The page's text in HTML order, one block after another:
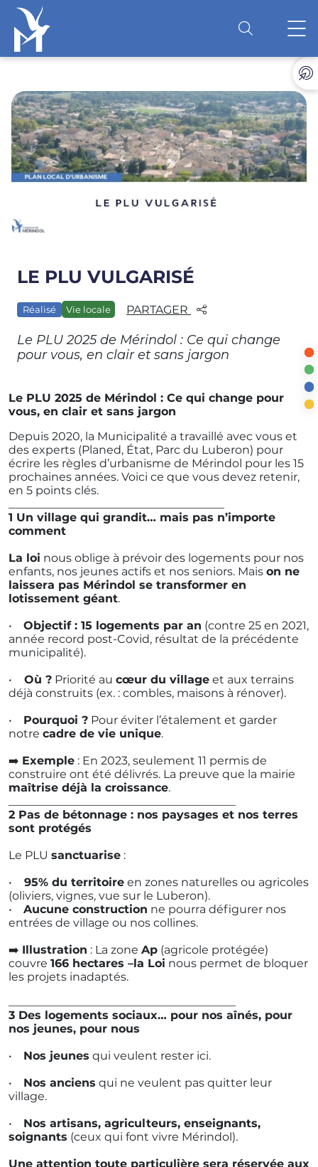
LE PLU VULGARISÉ
Réalisé Vie locale PARTAGER
Le PLU 2025 de Mérindol : Ce qui change
pour vous, en clair et sans jargon
Le PLU 2025 de Mérindol : Ce qui change pour
vous, en clair et sans jargon
Depuis 2020, la Municipalité a travaillé avec vous et
des experts (Planed, État, Parc du Luberon) pour
écrire les règles d’urbanisme de Mérindol pour les 15
prochaines années. Voici ce que vous devez retenir,
en 5 points clés.
1️ Un village qui grandit… mais pas n’importe
comment
La loi nous oblige à prévoir des logements pour nos
enfants, nos jeunes actifs et nos seniors. Mais on ne
laissera pas Mérindol se transformer en
lotissement géant.
• Objectif : 15 logements par an (contre 25 en 2021,
année record post-Covid, résultat de la précédente
municipalité).
•
Où ? Priorité au cœur du village et aux terrains
déjà construits (ex. : combles, maisons à rénover).
• Pourquoi ? Pour éviter l’étalement et garder
notre cadre de vie unique.
➡️ Exemple : En 2023, seulement 11 permis de
construire ont été délivrés. La preuve que la mairie
maîtrise déjà la croissance.
2️ Pas de bétonnage : nos paysages et nos terres
sont protégés
Le PLU sanctuarise :
•
95% du territoire en zones naturelles ou agricoles
(oliviers, vignes, vue sur le Luberon).
• Aucune construction ne pourra défigurer nos
entrées de village ou nos collines.
➡️ Illustration : La zone Ap (agricole protégée)
couvre 166 hectares –la Loi nous permet de bloquer
les projets inadaptés.
3️ Des logements sociaux… pour nos aînés, pour
nos jeunes, pour nous
• Nos jeunes qui veulent rester ici.
• Nos anciens qui ne veulent pas quitter leur
village.
• Nos artisans, agriculteurs, enseignants,
soignants (ceux qui font vivre Mérindol).
Une attention toute particulière sera réservée aux